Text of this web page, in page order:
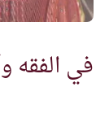
في الفقه